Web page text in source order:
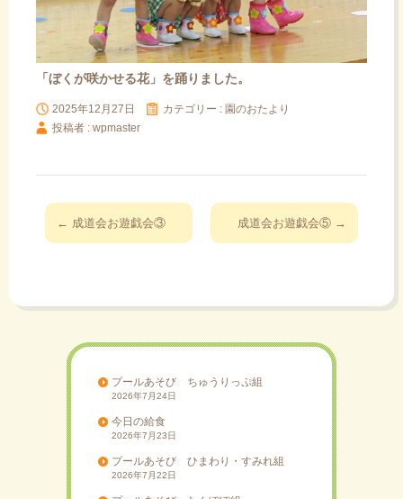
「ぼくが咲かせる花」を踊りました。
2025年12月27日 カテゴリー : 園のおたより
投稿者 : wpmaster
投
稿
ゲ
← 成道会お遊戯会③ 成道会お遊戯会⑤ →
プールあそび ちゅうりっぷ組
2026年7月24日
今日の給食
2026年7月23日
プールあそび ひまわり・すみれ組
2026年7月22日